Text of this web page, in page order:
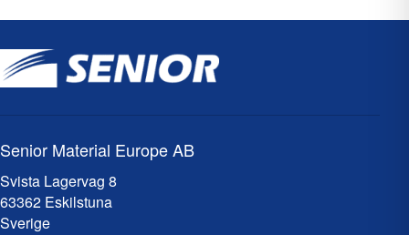
Senior Material Europe AB
Svista Lagervag 8
63362 Eskilstuna
Sverige